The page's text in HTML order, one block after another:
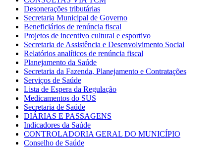
Desonerações tributárias
Secretaria Municipal de Governo
Beneficiários de renúncia fiscal
Projetos de incentivo cultural e esportivo
Secretaria de Assistência e Desenvolvimento Social
Relatórios analíticos de renúncia fiscal
Planejamento da Saúde
Secretaria da Fazenda, Planejamento e Contratações
Serviços de Saúde
Lista de Espera da Regulação
Medicamentos do SUS
Secretaria de Saúde
DIÁRIAS E PASSAGENS
Indicadores da Saúde
CONTROLADORIA GERAL DO MUNICÍPIO
Conselho de Saúde